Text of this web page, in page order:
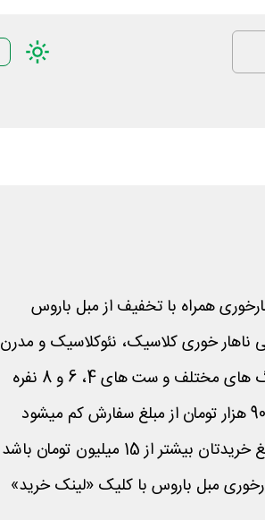
همراه با تخفیف از مبل باروس
ناهار خوری کلاسیک، نئوکلاسیک و مدرن
مختلف و ست های 4، 6 و 8 نفره
از 15 میلیون تومان باشد
مبل باروس با کلیک «لینک خرید»